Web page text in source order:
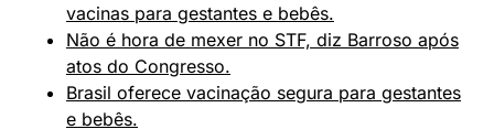
vacinas para gestantes e bebês.
Não é hora de mexer no STF, diz Barroso após
atos do Congresso.
Brasil oferece vacinação segura para gestantes
e bebês.